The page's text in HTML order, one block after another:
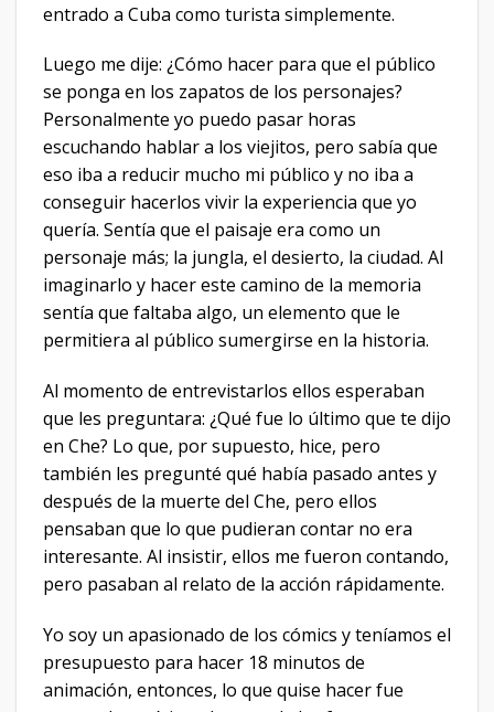
entrado a Cuba como turista simplemente.
Luego me dije: ¿Cómo hacer para que el público
se ponga en los zapatos de los personajes?
Personalmente yo puedo pasar horas
escuchando hablar a los viejitos, pero sabía que
eso iba a reducir mucho mi público y no iba a
conseguir hacerlos vivir la experiencia que yo
quería. Sentía que el paisaje era como un
personaje más; la jungla, el desierto, la ciudad. Al
imaginarlo y hacer este camino de la memoria
sentía que faltaba algo, un elemento que le
permitiera al público sumergirse en la historia.
Al momento de entrevistarlos ellos esperaban
que les preguntara: ¿Qué fue lo último que te dijo
en Che? Lo que, por supuesto, hice, pero
también les pregunté qué había pasado antes y
después de la muerte del Che, pero ellos
pensaban que lo que pudieran contar no era
interesante. Al insistir, ellos me fueron contando,
pero pasaban al relato de la acción rápidamente.
Yo soy un apasionado de los cómics y teníamos el
presupuesto para hacer 18 minutos de
animación, entonces, lo que quise hacer fue